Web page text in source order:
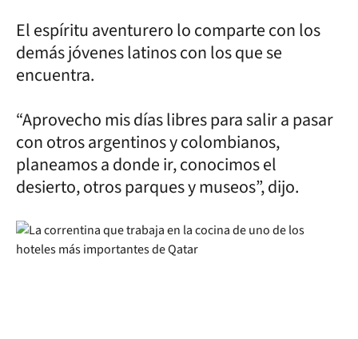
El espíritu aventurero lo comparte con los
demás jóvenes latinos con los que se
encuentra.
“Aprovecho mis días libres para salir a pasar
con otros argentinos y colombianos,
planeamos a donde ir, conocimos el
desierto, otros parques y museos”, dijo.